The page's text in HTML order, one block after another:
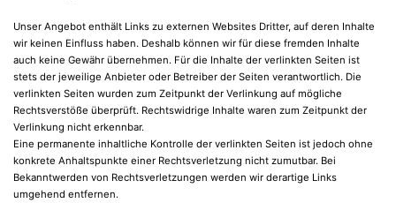
Unser Angebot enthält Links zu externen Websites Dritter, auf deren Inhalte
wir keinen Einfluss haben. Deshalb können wir für diese fremden Inhalte
auch keine Gewähr übernehmen. Für die Inhalte der verlinkten Seiten ist
stets der jeweilige Anbieter oder Betreiber der Seiten verantwortlich. Die
verlinkten Seiten wurden zum Zeitpunkt der Verlinkung auf mögliche
Rechtsverstöße überprüft. Rechtswidrige Inhalte waren zum Zeitpunkt der
Verlinkung nicht erkennbar.
Eine permanente inhaltliche Kontrolle der verlinkten Seiten ist jedoch ohne
konkrete Anhaltspunkte einer Rechtsverletzung nicht zumutbar. Bei
Bekanntwerden von Rechtsverletzungen werden wir derartige Links
umgehend entfernen.